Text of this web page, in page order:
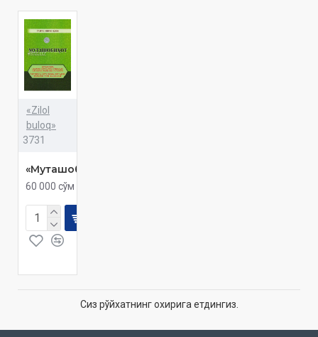
«Zilol
buloq»
3731
«Муташобиҳот»
60 000 сўм
Сиз рўйхатнинг охирига етдингиз.